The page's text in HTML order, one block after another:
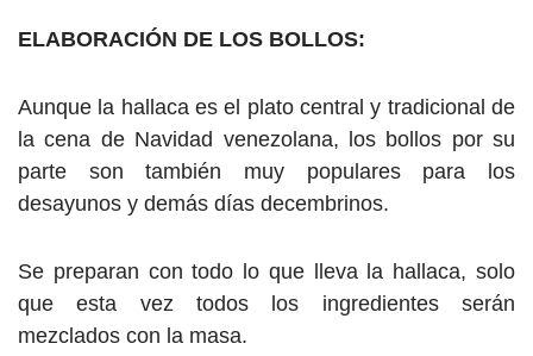
ELABORACIÓN DE LOS BOLLOS:
Aunque la hallaca es el plato central y tradicional de
la cena de Navidad venezolana, los bollos por su
parte son también muy populares para los
desayunos y demás días decembrinos.
Se preparan con todo lo que lleva la hallaca, solo
que esta vez todos los ingredientes serán
mezclados con la masa.